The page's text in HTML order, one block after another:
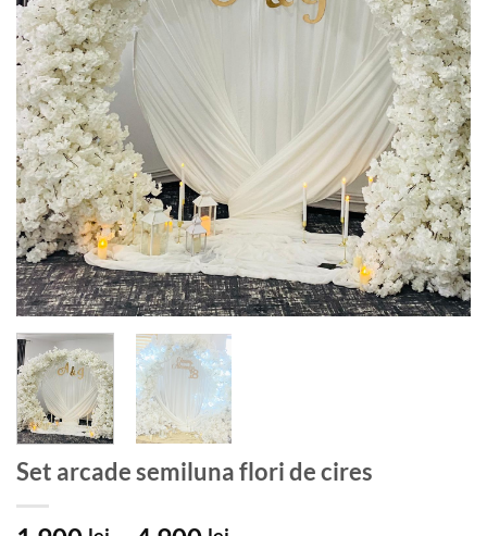
Set arcade semiluna flori de cires